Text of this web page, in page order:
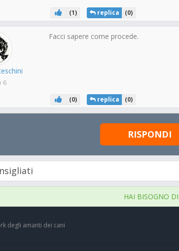
(1) replica (0)
6
Facci sapere come procede.
(0) replica (0)
RISPONDI
HAI BISOGNO
degli amanti dei cani